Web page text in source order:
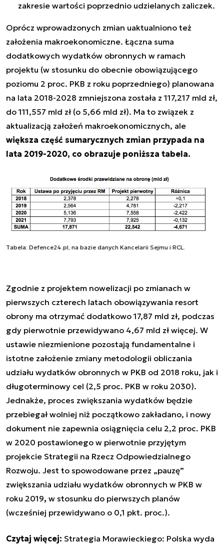
zakresie wartości poprzednio udzielanych zaliczek.
Oprócz wprowadzonych zmian uaktualniono też
założenia makroekonomiczne. Łączna suma
dodatkowych wydatków obronnych w ramach
projektu (w stosunku do obecnie obowiązującego
poziomu 2 proc. PKB z roku poprzedniego) planowana
na lata 2018-2028 zmniejszona została z 117,217 mld zł,
do 111,557 mld zł (o 5,66 mld zł). Ma to związek z
aktualizacją założeń makroekonomicznych, ale
większa część sumarycznych zmian przypada na
lata 2019-2020, co obrazuje poniższa tabela.
Tabela: Defence24.pl, na bazie danych Kancelarii Sejmu i RCL.
Zgodnie z projektem nowelizacji po zmianach w
pierwszych czterech latach obowiązywania resort
obrony ma otrzymać dodatkowo 17,87 mld zł, podczas
gdy pierwotnie przewidywano 4,67 mld zł więcej. W
ustawie niezmienione pozostają fundamentalne i
istotne założenie zmiany metodologii obliczania
udziału wydatków obronnych w PKB od 2018 roku, jak i
długoterminowy cel (2,5 proc. PKB w roku 2030).
Jednakże, proces zwiększania wydatków będzie
przebiegał wolniej niż początkowo zakładano, i nowy
dokument nie zapewnia osiągnięcia celu 2,2 proc. PKB
w 2020 postawionego w pierwotnie przyjętym
projekcie Strategii na Rzecz Odpowiedzialnego
Rozwoju. Jest to spowodowane przez „pauzę”
zwiększania udziału wydatków obronnych w PKB w
roku 2019, w stosunku do pierwszych planów
(wcześniej przewidywano o 0,1 pkt. proc.).
Czytaj więcej: Strategia Morawieckiego: Polska wyda